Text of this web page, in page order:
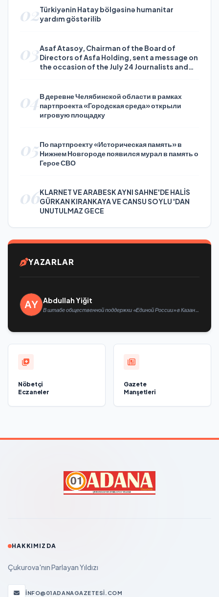
02Türkiyənin Hatay bölgəsinə humanitar
yardım göstərilib
03Asaf Atasoy, Chairman of the Board of
Directors of Asfa Holding, sent a message on
the occasion of the July 24 Journalists and
04В деревне Челябинской области в рамках
партпроекта «Городская среда» открыли
игровую площадку
05По партпроекту «Историческая память» в
Нижнем Новгороде появился мурал в память о
Герое СВО
06KLARNET VE ARABESK AYNI SAHNE'DE HALİS
GÜRKAN KIRANKAYA VE CANSU SOYLU 'DAN
UNUTULMAZ GECE
YAZARLAR
Abdullah Yiğit
В штабе общественной поддержки «Единой России» в Казани
Nöbetçi
Eczaneler
Gazete
Manşetleri
HAKKIMIZDA
Çukurova'nın Parlayan Yıldızı
INFO@01ADANAGAZETESI.COM